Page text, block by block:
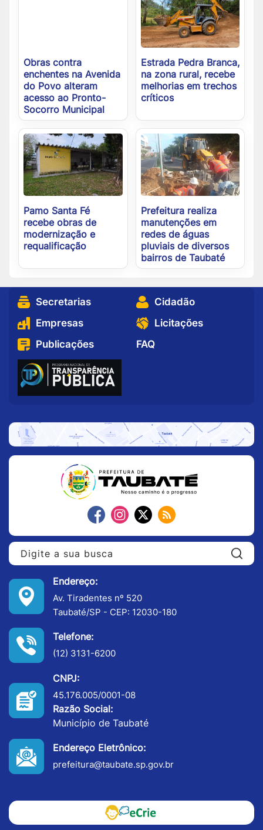
Obras contra
enchentes na Avenida
do Povo alteram
acesso ao Pronto-
Socorro Municipal
Estrada Pedra Branca,
na zona rural, recebe
melhorias em trechos
críticos
Pamo Santa Fé
recebe obras de
modernização e
requalificação
Prefeitura realiza
manutenções em
redes de águas
pluviais de diversos
bairros de Taubaté
Secretarias
Cidadão
Empresas
Licitações
Publicações
FAQ
Endereço:
Av. Tiradentes nº 520
Taubaté/SP - CEP: 12030-180
Telefone:
(12) 3131-6200
CNPJ:
45.176.005/0001-08
Razão Social:
Município de Taubaté
Endereço Eletrônico:
prefeitura@taubate.sp.gov.br